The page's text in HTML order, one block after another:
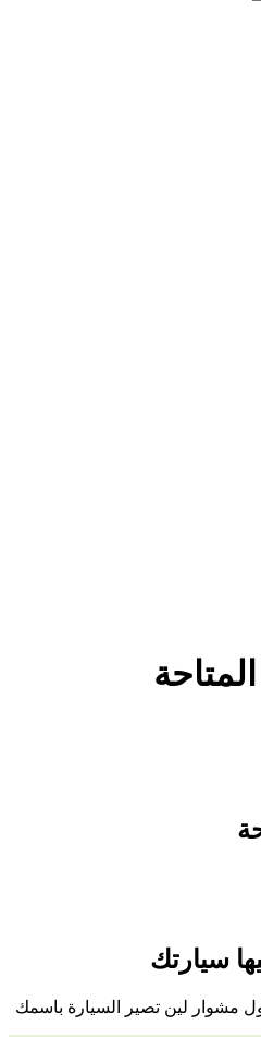
سيارتك
مشوار لين تصير السيارة باسمك